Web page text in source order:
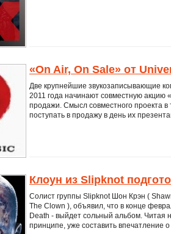
«On Air, On Sale» от
Две крупнейшие звукозаписывающие
2011 года начинают совместную акцию
продажи. Смысл совместного проекта
поступать в продажу в день их
Клоун из Slipknot
Солист группы Slipknot Шон Крэн (
The Clown ), объявил, что в конце
Death - выйдет сольный альбом. Читая
принципе, уже составить впечатление